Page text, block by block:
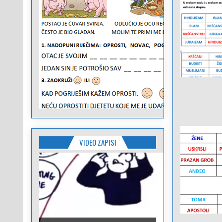
VIDEO ZAPISI